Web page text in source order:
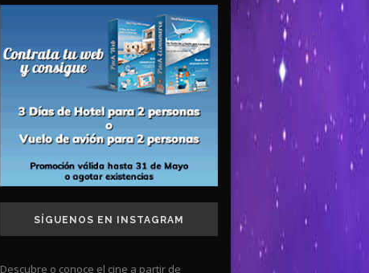
SÍGUENOS EN INSTAGRAM
Descubre o conoce el cine a partir de